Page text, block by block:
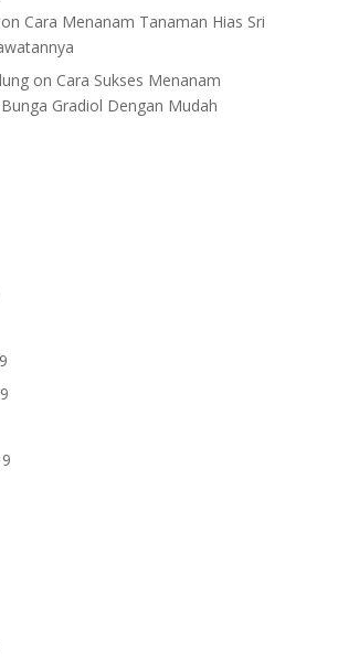
on Cara Menanam Tanaman Hias Sri
on Cara Sukses Menanam
Gradiol Dengan Mudah